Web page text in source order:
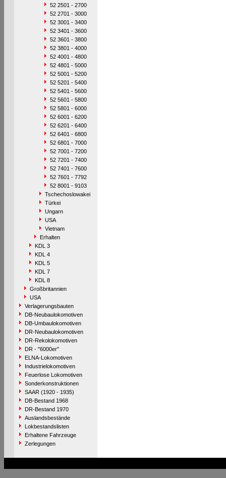
52 2501 - 2700
52 2701 - 3000
52 3001 - 3400
52 3401 - 3600
52 3601 - 3800
52 3801 - 4000
52 4001 - 4800
52 4801 - 5000
52 5001 - 5200
52 5201 - 5400
52 5401 - 5600
52 5601 - 5800
52 5801 - 6000
52 6001 - 6200
52 6201 - 6400
52 6401 - 6800
52 6801 - 7000
52 7001 - 7200
52 7201 - 7400
52 7401 - 7600
52 7601 - 7792
52 8001 - 9103
Tschechoslowakei
Türkei
Ungarn
USA
Vietnam
Erhalten
KDL 3
KDL 4
KDL 5
KDL 7
KDL 8
Großbritannien
USA
Verlagerungsbauten
DB-Neubaulokomotiven
DB-Umbaulokomotiven
DR-Neubaulokomotiven
DR-Rekolokomotiven
DR - "6000er"
ELNA-Lokomotiven
Industrielokomotiven
Feuerlose Lokomotiven
Sonderkonstruktionen
SAAR (1920 - 1935)
DB-Bestand 1968
DR-Bestand 1970
Auslandsbestände
Lokbestandslisten
Erhaltene Fahrzeuge
Zerlegungen